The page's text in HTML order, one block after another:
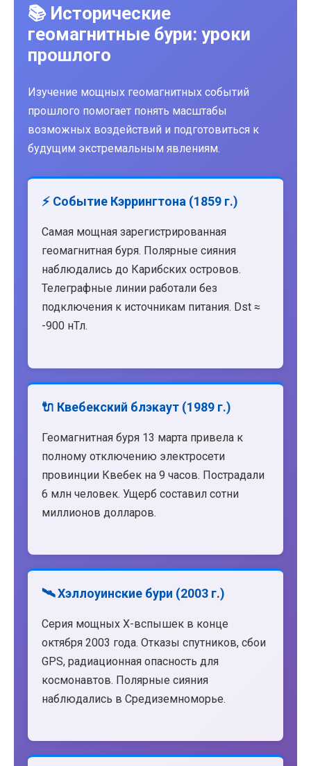
📚 Исторические
геомагнитные бури: уроки
прошлого
Изучение мощных геомагнитных событий
прошлого помогает понять масштабы
возможных воздействий и подготовиться к
будущим экстремальным явлениям.
⚡ Событие Кэррингтона (1859 г.)
Самая мощная зарегистрированная
геомагнитная буря. Полярные сияния
наблюдались до Карибских островов.
Телеграфные линии работали без
подключения к источникам питания. Dst ≈
-900 нТл.
🔌 Квебекский блэкаут (1989 г.)
Геомагнитная буря 13 марта привела к
полному отключению электросети
провинции Квебек на 9 часов. Пострадали
6 млн человек. Ущерб составил сотни
миллионов долларов.
🛰️ Хэллоуинские бури (2003 г.)
Серия мощных X-вспышек в конце
октября 2003 года. Отказы спутников, сбои
GPS, радиационная опасность для
космонавтов. Полярные сияния
наблюдались в Средиземноморье.